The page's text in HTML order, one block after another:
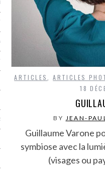
BONHEUR
GUERRE
ARTICLES ,ARTICLES
18
BY JEAN-
Guillaume Varone
symbiose avec la
(visages ou